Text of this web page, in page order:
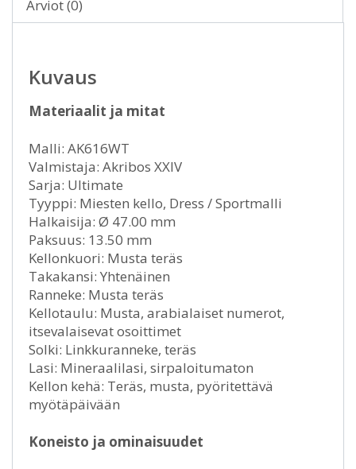
Arviot (0)
Kuvaus
Materiaalit ja mitat
Malli: AK616WT
Valmistaja: Akribos XXIV
Sarja: Ultimate
Tyyppi: Miesten kello, Dress / Sportmalli
Halkaisija: Ø 47.00 mm
Paksuus: 13.50 mm
Kellonkuori: Musta teräs
Takakansi: Yhtenäinen
Ranneke: Musta teräs
Kellotaulu: Musta, arabialaiset numerot,
itsevalaisevat osoittimet
Solki: Linkkuranneke, teräs
Lasi: Mineraalilasi, sirpaloitumaton
Kellon kehä: Teräs, musta, pyöritettävä
myötäpäivään
Koneisto ja ominaisuudet